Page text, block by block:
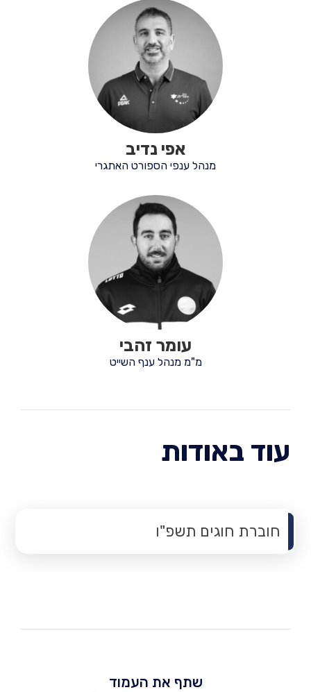
אפי נדיב
מנהל ענפי הספורט האתגרי
עומר זהבי
מ"מ מנהל ענף השייט
עוד באודות
תפריט משנה
חוברת חוגים תשפ"ו
שתף את העמוד